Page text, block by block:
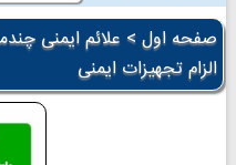
صفحه اول > علائم ایمنی
الزام تجهیزات ایمنی